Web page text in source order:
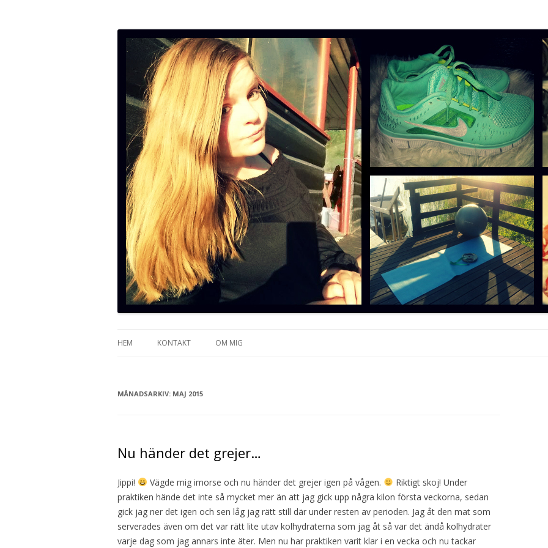
Neta blogg
HEM KONTAKT OM MIG
MÅNADSARKIV: MAJ 2015
Nu händer det grejer…
Jippi! Vägde mig imorse och nu händer det grejer igen på vågen.
Riktigt skoj! Under
praktiken hände det inte så mycket mer än att jag gick upp några kilon första veckorna, sedan
gick jag ner det igen och sen låg jag rätt still där under resten av perioden. Jag åt den mat som
serverades även om det var rätt lite utav kolhydraterna som jag åt så var det ändå kolhydrater
varje dag som jag annars inte äter. Men nu har praktiken varit klar i en vecka och nu tackar